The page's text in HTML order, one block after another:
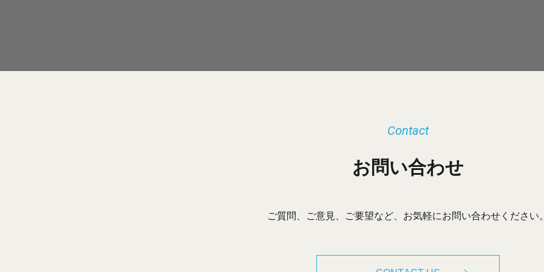
お問い合わせ
Contact
ご質問、ご意見、ご要望など、お気軽にお問い合わせください